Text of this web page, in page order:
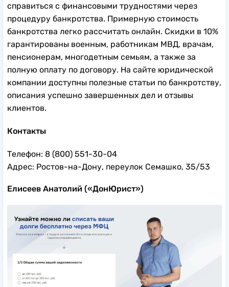
справиться с финансовыми трудностями через
процедуру банкротства. Примерную стоимость
банкротства легко рассчитать онлайн. Скидки в 10%
гарантированы военным, работникам МВД, врачам,
пенсионерам, многодетным семьям, а также за
полную оплату по договору. На сайте юридической
компании доступны полезные статьи по банкротству,
описания успешно завершенных дел и отзывы
клиентов.
Контакты
Телефон: 8 (800) 551-30-04
Адрес: Ростов-на-Дону, переулок Семашко, 35/53
Елисеев Анатолий («ДонЮрист»)